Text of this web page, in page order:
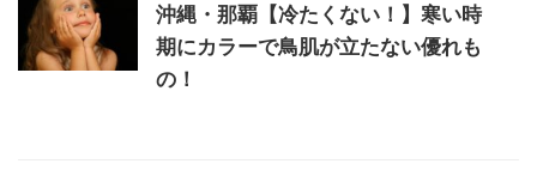
沖縄・那覇【冷たくない！】寒い時
期にカラーで鳥肌が立たない優れも
の！